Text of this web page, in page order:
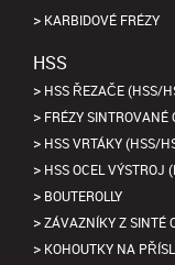
KARBIDOVÉ FRÉZY
HSS
HSS ŘEZAČE (HSS/
FRÉZY SINTROVANÉ
HSS VRTÁKY (HSS/
HSS OCEL VÝSTROJ
BOUTEROLLY
ZÁVAZNÍKY Z SINTÉ
KOHOUTKY NA